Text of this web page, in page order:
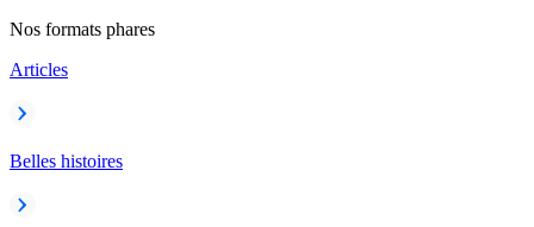
Nos formats phares
Articles
Belles histoires